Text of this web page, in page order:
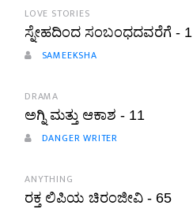
LOVE STORIES
ಸ್ನೇಹದಿಂದ ಸಂಬಂಧದವರೆಗೆ - 1
SAMEEKSHA
DRAMA
ಅಗ್ನಿ ಮತ್ತು ಆಕಾಶ - 11
DANGER WRITER
ANYTHING
ರಕ್ತ ಲಿಪಿಯ ಚಿರಂಜೀವಿ - 65